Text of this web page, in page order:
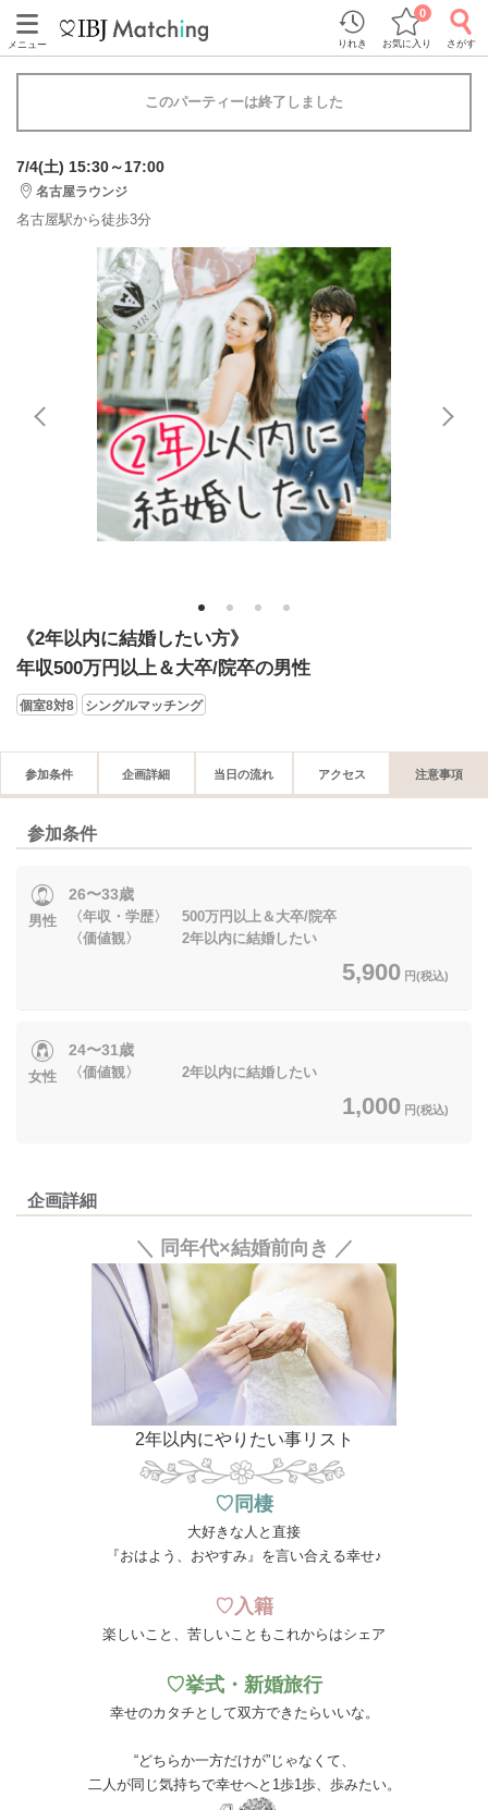
メニュー りれき お気に入り
0
さがす
このパーティーは終了しました
7/4(土) 15:30～17:00
名古屋ラウンジ
名古屋駅から徒歩3分
1 2 3 4
《2年以内に結婚したい方》
年収500万円以上＆大卒/院卒の男性
個室8対8 シングルマッチング
参加条件 企画詳細 当日の流れ アクセス 注意事項
参加条件
男性
26〜33歳
〈年収・学歴〉 500万円以上＆大卒/院卒
〈価値観〉 2年以内に結婚したい
5,900 円(税込)
女性
24〜31歳
〈価値観〉 2年以内に結婚したい
1,000 円(税込)
企画詳細
＼ 同年代×結婚前向き ／
2年以内にやりたい事リスト
♡同棲
大好きな人と直接
『おはよう、おやすみ』を言い合える幸せ♪
♡入籍
楽しいこと、苦しいこともこれからはシェア
♡挙式・新婚旅行
幸せのカタチとして双方できたらいいな。
“どちらか一方だけが”じゃなくて、
二人が同じ気持ちで幸せへと1歩1歩、歩みたい。